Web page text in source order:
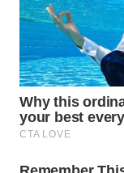
WN
TEBING
TINGGI
WN
PAKPAK
WN